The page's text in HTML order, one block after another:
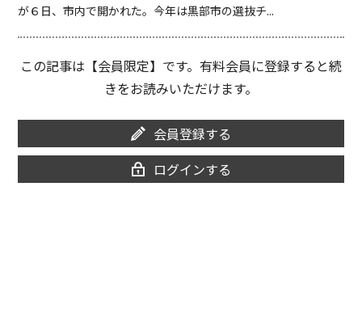
が６日、市内で開かれた。今年は黒部市の選抜チ...
この記事は【会員限定】です。有料会員に登録すると続
きをお読みいただけます。
会員登録する
ログインする